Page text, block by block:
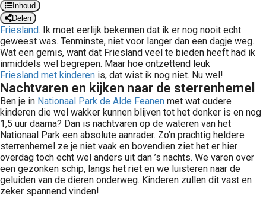
Inhoud
Delen
Friesland. Ik moet eerlijk bekennen dat ik er nog nooit echt
geweest was. Tenminste, niet voor langer dan een dagje weg.
Wat een gemis, want dat Friesland veel te bieden heeft had ik
inmiddels wel begrepen. Maar hoe ontzettend leuk
Friesland met kinderen is, dat wist ik nog niet. Nu wel!
Nachtvaren en kijken naar de sterrenhemel
Ben je in Nationaal Park de Alde Feanen met wat oudere
kinderen die wel wakker kunnen blijven tot het donker is en nog
1,5 uur daarna? Dan is nachtvaren op de wateren van het
Nationaal Park een absolute aanrader. Zo’n prachtig heldere
sterrenhemel ze je niet vaak en bovendien ziet het er hier
overdag toch echt wel anders uit dan ’s nachts. We varen over
een gezonken schip, langs het riet en we luisteren naar de
geluiden van de dieren onderweg. Kinderen zullen dit vast en
zeker spannend vinden!